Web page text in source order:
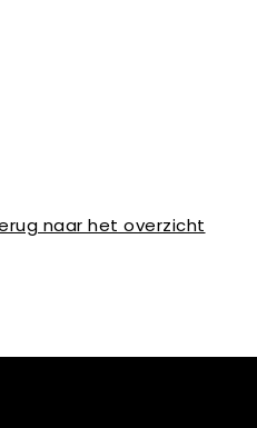
naar het overzicht